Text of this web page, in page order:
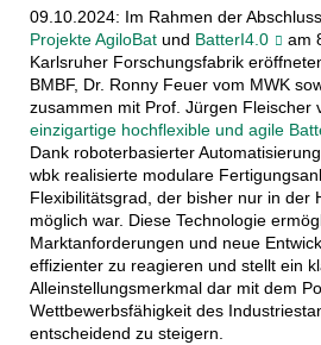
09.10.2024: Im Rahmen der
Projekte AgiloBatund BatterI4.0
am
Karlsruher Forschungsfabrik
BMBF, Dr. Ronny Feuer vom MWK
zusammen mit Prof. Jürgen Fleischer
einzigartige hochflexible und agile
Dank roboterbasierter
wbk realisierte modulare
Flexibilitätsgrad, der bisher nur in der
möglich war. Diese Technologie
Marktanforderungen und neue
effizienter zu reagieren und stellt ein
Alleinstellungsmerkmal dar mit dem
Wettbewerbsfähigkeit des
entscheidend zu steigern.